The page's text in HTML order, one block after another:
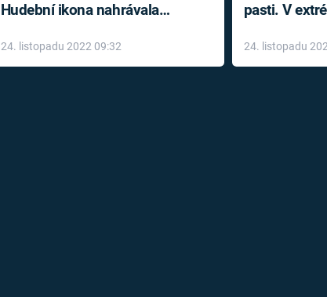
Hudební ikona nahrávala
léky
24. listopadu 2022 09:32
pasti. V
24. listopadu